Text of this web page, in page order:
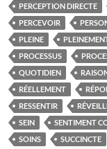
PERCEPTION DIRECTE
PERCEVOIR
PLEINE
PROCESSUS
QUOTIDIEN
RÉELLEMENT
RESSENTIR
SEIN
SENTIMENT
SOINS
SUCCINCTE